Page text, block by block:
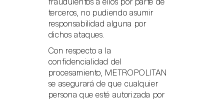
terceros, no pudiendo asumir
responsabilidad alguna por
dichos ataques.
Con respecto a la
confidencialidad del
procesamiento, METROPOLITAN
se asegurará de que cualquier
persona que esté autorizada por